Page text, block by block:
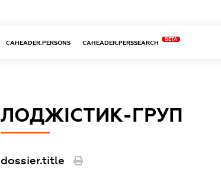
CAHEADER.PERSONS CAHEADER.PERSSEARCH
BETA
ЛОДЖІСТИК-ГРУП
dossier.title